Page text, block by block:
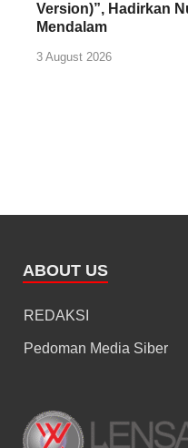
Version)”, Hadirkan
Mendalam
3 August 2026
ABOUT US
REDAKSI
Pedoman Media Siber